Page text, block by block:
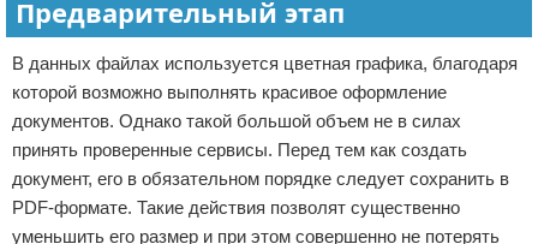
Предварительный этап
В данных файлах используется цветная графика, благодаря
которой возможно выполнять красивое оформление
документов. Однако такой большой объем не в силах
принять проверенные сервисы. Перед тем как создать
документ, его в обязательном порядке следует сохранить в
PDF-формате. Такие действия позволят существенно
уменьшить его размер и при этом совершенно не потерять